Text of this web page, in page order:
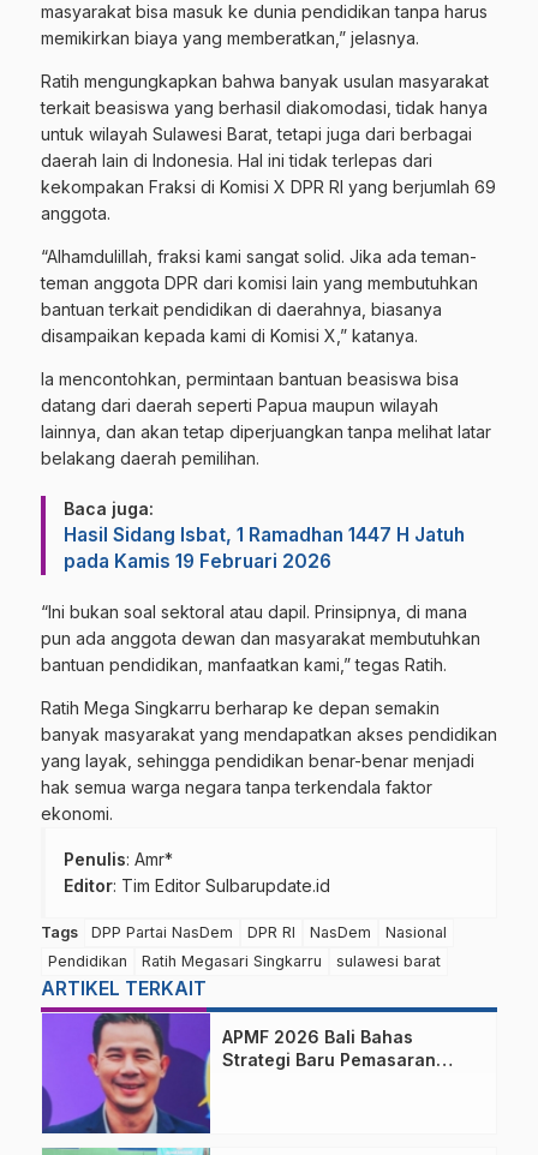
masyarakat bisa masuk ke dunia pendidikan tanpa harus
memikirkan biaya yang memberatkan,” jelasnya.
Ratih mengungkapkan bahwa banyak usulan masyarakat
terkait beasiswa yang berhasil diakomodasi, tidak hanya
untuk wilayah Sulawesi Barat, tetapi juga dari berbagai
daerah lain di Indonesia. Hal ini tidak terlepas dari
kekompakan Fraksi di Komisi X DPR RI yang berjumlah 69
anggota.
“Alhamdulillah, fraksi kami sangat solid. Jika ada teman-
teman anggota DPR dari komisi lain yang membutuhkan
bantuan terkait pendidikan di daerahnya, biasanya
disampaikan kepada kami di Komisi X,” katanya.
Ia mencontohkan, permintaan bantuan beasiswa bisa
datang dari daerah seperti Papua maupun wilayah
lainnya, dan akan tetap diperjuangkan tanpa melihat latar
belakang daerah pemilihan.
Baca juga:
Hasil Sidang Isbat, 1 Ramadhan 1447 H Jatuh
pada Kamis 19 Februari 2026
“Ini bukan soal sektoral atau dapil. Prinsipnya, di mana
pun ada anggota dewan dan masyarakat membutuhkan
bantuan pendidikan, manfaatkan kami,” tegas Ratih.
Ratih Mega Singkarru berharap ke depan semakin
banyak masyarakat yang mendapatkan akses pendidikan
yang layak, sehingga pendidikan benar-benar menjadi
hak semua warga negara tanpa terkendala faktor
ekonomi.
Penulis: Amr*
Editor: Tim Editor Sulbarupdate.id
Tags DPP Partai NasDem DPR RI NasDem
Nasional
Pendidikan
Ratih Megasari Singkarru sulawesi barat
ARTIKEL TERKAIT
APMF 2026 Bali Bahas
Strategi Baru Pemasaran